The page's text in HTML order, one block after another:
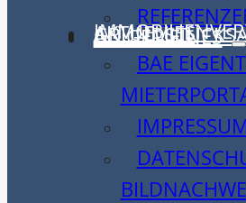
AKTUELLES
ALLGEMEINES
BAE